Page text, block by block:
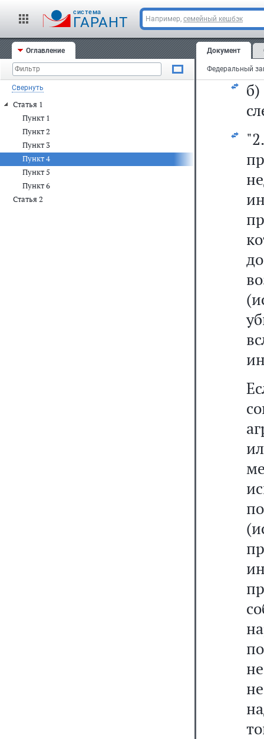
cистема
ГАРАНТ Например, семейный кешбэк
Оглавление
Свернуть
Статья 1
Пункт 1
Пункт 2
Пункт 3
Пункт 4
Пункт 5
Пункт 6
Статья 2
Документ